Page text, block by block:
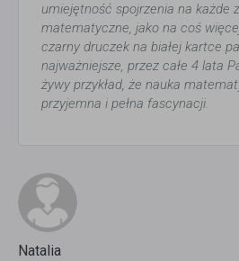
umiejętność spojrzenia na każde
matematyczne, jako na coś
czarny druczek na białej kartce
najważniejsze, przez całe 4 lata
żywy przykład, że nauka
przyjemna i pełna fascynacji.
Natalia